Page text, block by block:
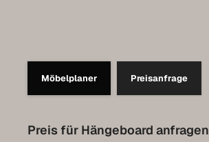
Möbelplaner Preisanfrage
Preis für Hängeboard anfragen